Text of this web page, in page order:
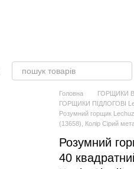
Головна ГОРЩИКИ
ГОРЩИКИ ПІДЛОГОВІ
Розумний горщик
(13658), Колір Сірий
Розумний
40